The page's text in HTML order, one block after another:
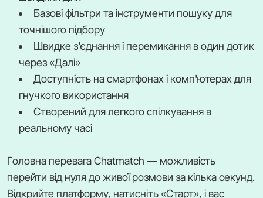
Базові фільтри та інструменти пошуку для
точнішого підбору
Швидке з'єднання і перемикання в один дотик
через «Далі»
Доступність на смартфонах і комп'ютерах для
гнучкого використання
Створений для легкого спілкування в
реальному часі
Головна перевага Chatmatch — можливість
перейти від нуля до живої розмови за кілька секунд.
Відкрийте платформу, натисніть «Старт», і вас